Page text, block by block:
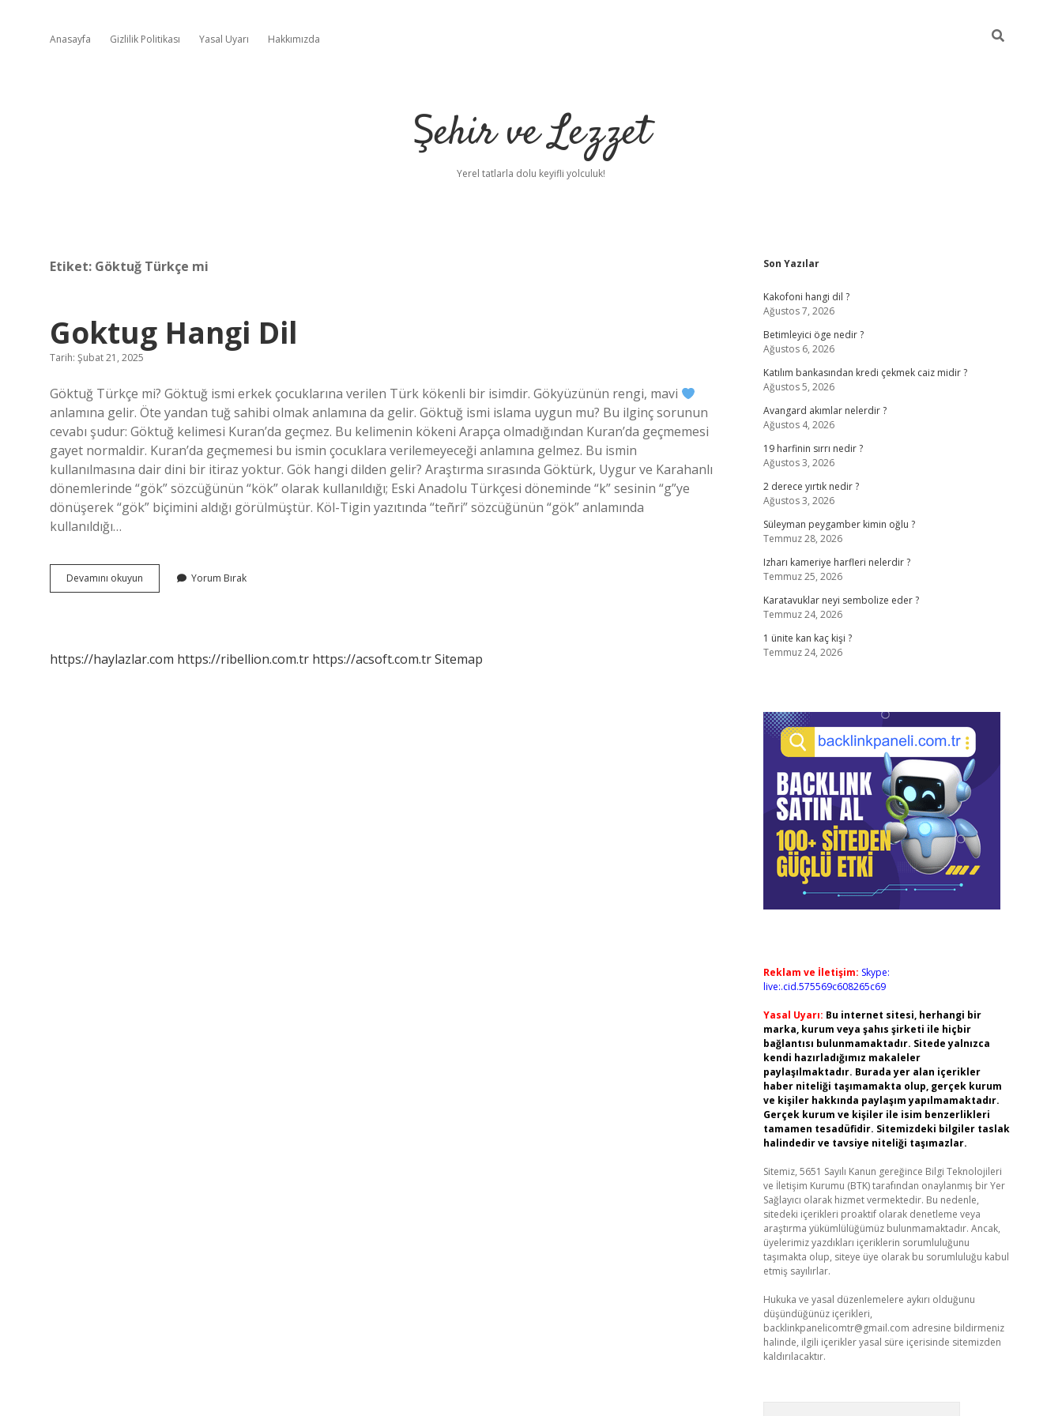
Anasayfa Gizlilik Politikası Yasal Uyarı Hakkımızda
Şehir ve Lezzet
Yerel tatlarla dolu keyifli yolculuk!
Etiket: Göktuğ Türkçe mi
Goktug Hangi Dil
Tarih: Şubat 21, 2025
Göktuğ Türkçe mi? Göktuğ ismi erkek çocuklarına verilen Türk kökenli bir isimdir. Gökyüzünün rengi, mavi
anlamına gelir. Öte yandan tuğ sahibi olmak anlamına da gelir. Göktuğ ismi islama uygun mu? Bu ilginç sorunun
cevabı şudur: Göktuğ kelimesi Kuran’da geçmez. Bu kelimenin kökeni Arapça olmadığından Kuran’da geçmemesi
gayet normaldir. Kuran’da geçmemesi bu ismin çocuklara verilemeyeceği anlamına gelmez. Bu ismin
kullanılmasına dair dini bir itiraz yoktur. Gök hangi dilden gelir? Araştırma sırasında Göktürk, Uygur ve Karahanlı
dönemlerinde “gök” sözcüğünün “kök” olarak kullanıldığı; Eski Anadolu Türkçesi döneminde “k” sesinin “g”ye
dönüşerek “gök” biçimini aldığı görülmüştür. Köl-Tigin yazıtında “teñri” sözcüğünün “gök” anlamında
kullanıldığı…
Devamını okuyun
Hangi
Yorum Bırak
https://haylazlar.com https://ribellion.com.tr https://acsoft.com.trSitemap
Sidebar
Son Yazılar
Kakofoni hangi dil ?
Ağustos 7, 2026
Betimleyici öge nedir ?
Ağustos 6, 2026
Katılım bankasından kredi çekmek caiz midir ?
Ağustos 5, 2026
Avangard akımlar nelerdir ?
Ağustos 4, 2026
19 harfinin sırrı nedir ?
Ağustos 3, 2026
2 derece yırtık nedir ?
Ağustos 3, 2026
Süleyman peygamber kimin oğlu ?
Temmuz 28, 2026
Izharı kameriye harfleri nelerdir ?
Temmuz 25, 2026
Karatavuklar neyi sembolize eder ?
Temmuz 24, 2026
1 ünite kan kaç kişi ?
Temmuz 24, 2026
Reklam ve İletişim: Skype:
live:.cid.575569c608265c69
Yasal Uyarı: Bu internet sitesi, herhangi bir
marka, kurum veya şahıs şirketi ile hiçbir
bağlantısı bulunmamaktadır. Sitede yalnızca
kendi hazırladığımız makaleler
paylaşılmaktadır. Burada yer alan içerikler
haber niteliği taşımamakta olup, gerçek kurum
ve kişiler hakkında paylaşım yapılmamaktadır.
Gerçek kurum ve kişiler ile isim benzerlikleri
tamamen tesadüfidir. Sitemizdeki bilgiler taslak
halindedir ve tavsiye niteliği taşımazlar.
Sitemiz, 5651 Sayılı Kanun gereğince Bilgi Teknolojileri
ve İletişim Kurumu (BTK) tarafından onaylanmış bir Yer
Sağlayıcı olarak hizmet vermektedir. Bu nedenle,
sitedeki içerikleri proaktif olarak denetleme veya
araştırma yükümlülüğümüz bulunmamaktadır. Ancak,
üyelerimiz yazdıkları içeriklerin sorumluluğunu
taşımakta olup, siteye üye olarak bu sorumluluğu kabul
etmiş sayılırlar.
Hukuka ve yasal düzenlemelere aykırı olduğunu
düşündüğünüz içerikleri,
backlinkpanelicomtr@gmail.com adresine bildirmeniz
halinde, ilgili içerikler yasal süre içerisinde sitemizden
kaldırılacaktır.